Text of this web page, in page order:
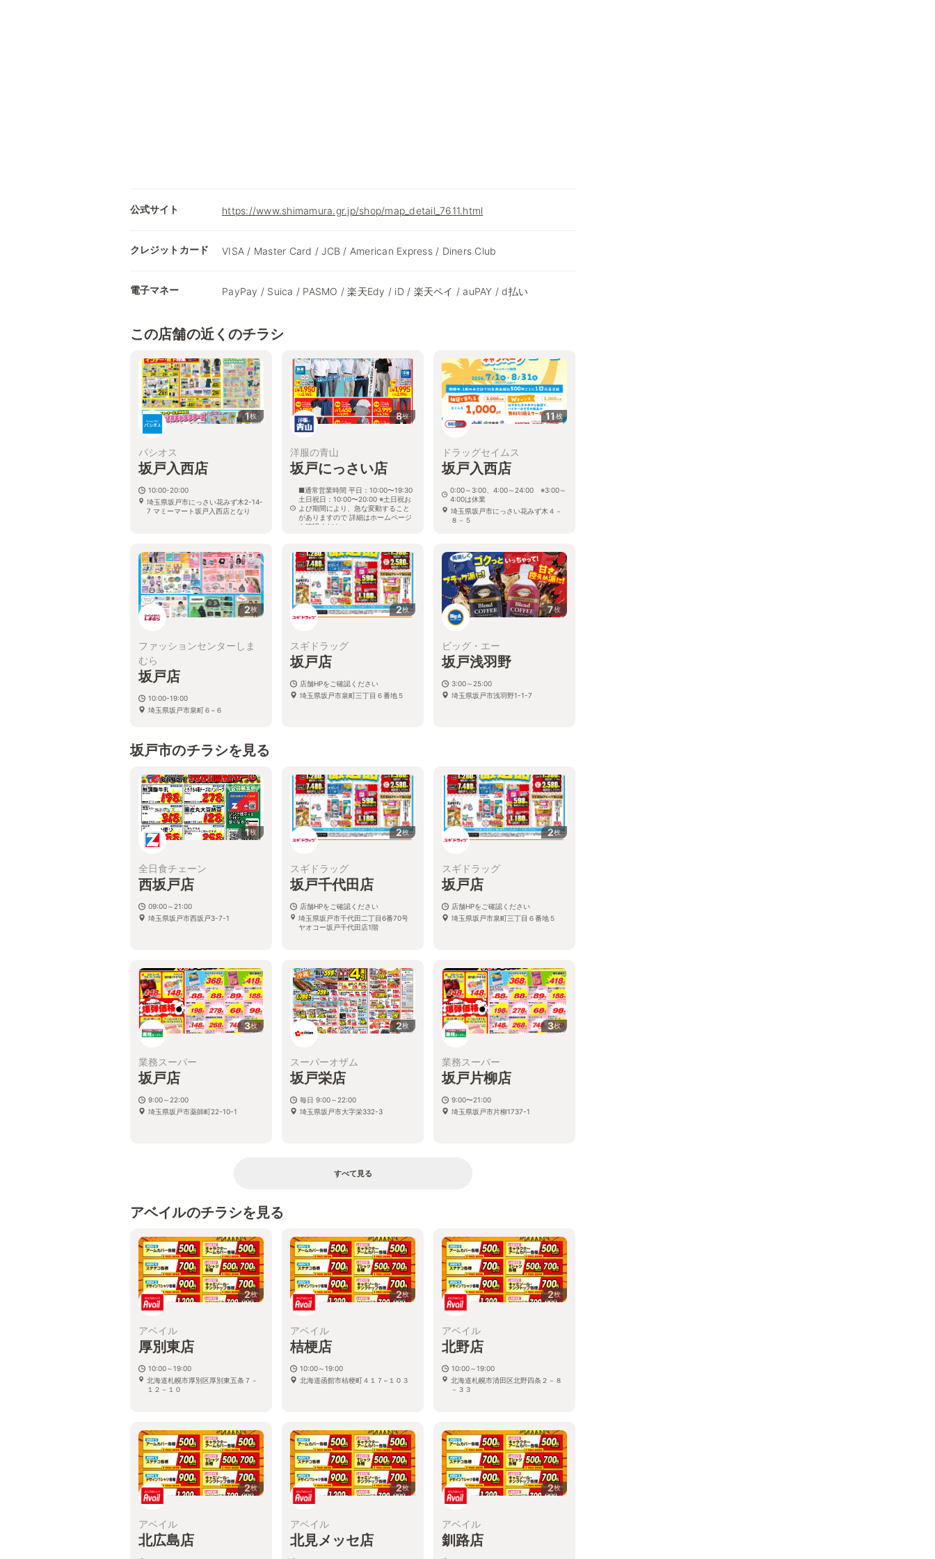
公式サイト https://www.shimamura.gr.jp/shop/map_detail_7611.html
クレジットカード VISA / Master Card / JCB / American Express / Diners Club
電子マネー PayPay / Suica / PASMO / 楽天Edy / iD / 楽天ペイ / auPAY / d払い
この店舗の近くのチラシ
1枚
パシオス
坂戸入西店
10:00-20:00
埼玉県坂戸市にっさい花みず木2-14-
7 マミーマート坂戸入西店となり
8枚
洋服の青山
坂戸にっさい店
■通常営業時間 平日：10:00〜19:30
土日祝日：10:00〜20:00 ※土日祝お
よび期間により、急な変動すること
がありますので 詳細はホームページ
を確認ください
11枚
ドラッグセイムス
坂戸入西店
0:00～3:00、4:00～24:00 ※3:00～
4:00は休業
埼玉県坂戸市にっさい花みず木４－
８－５
2枚
ファッションセンターしま
むら
坂戸店
10:00-19:00
埼玉県坂戸市泉町６−６
2枚
スギドラッグ
坂戸店
店舗HPをご確認ください
埼玉県坂戸市泉町三丁目６番地５
7枚
ビッグ・エー
坂戸浅羽野
3:00～25:00
埼玉県坂戸市浅羽野1-1-7
坂戸市のチラシを見る
1枚
全日食チェーン
西坂戸店
09:00～21:00
埼玉県坂戸市西坂戸3-7-1
2枚
スギドラッグ
坂戸千代田店
店舗HPをご確認ください
埼玉県坂戸市千代田二丁目6番70号
ヤオコー坂戸千代田店1階
2枚
スギドラッグ
坂戸店
店舗HPをご確認ください
埼玉県坂戸市泉町三丁目６番地５
3枚
業務スーパー
坂戸店
9:00～22:00
埼玉県坂戸市薬師町22-10-1
2枚
スーパーオザム
坂戸栄店
毎日 9:00～22:00
埼玉県坂戸市大字栄332-3
3枚
業務スーパー
坂戸片柳店
9:00〜21:00
埼玉県坂戸市片柳1737-1
すべて見る
アベイルのチラシを見る
2枚
アベイル
厚別東店
10:00～19:00
北海道札幌市厚別区厚別東五条７－
１２－１０
2枚
アベイル
桔梗店
10:00～19:00
北海道函館市桔梗町４１７−１０３
2枚
アベイル
北野店
10:00～19:00
北海道札幌市清田区北野四条２－８
－３３
2枚
アベイル
北広島店
2枚
アベイル
北見メッセ店
2枚
アベイル
釧路店